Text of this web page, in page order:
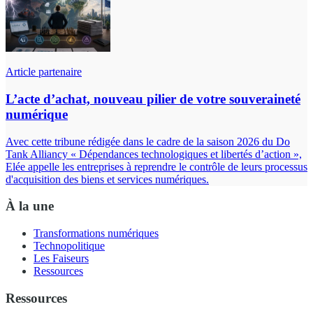
Article partenaire
L’acte d’achat, nouveau pilier de votre souveraineté
numérique
Avec cette tribune rédigée dans le cadre de la saison 2026 du Do
Tank Alliancy « Dépendances technologiques et libertés d’action »,
Elée appelle les entreprises à reprendre le contrôle de leurs processus
d'acquisition des biens et services numériques.
À la une
Transformations numériques
Technopolitique
Les Faiseurs
Ressources
Ressources